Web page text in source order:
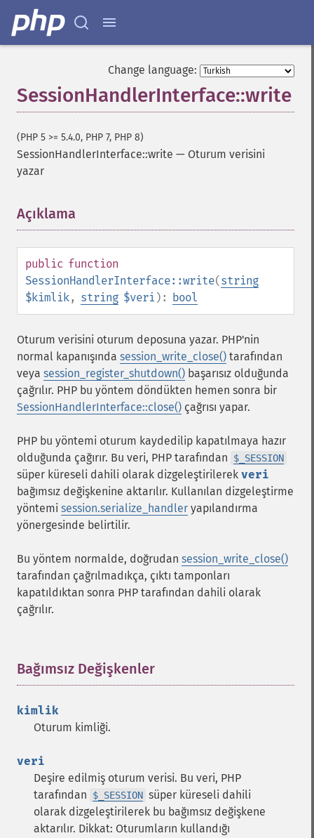
Change language:
SessionHandlerInterface::write
(PHP 5 >= 5.4.0, PHP 7, PHP 8)
SessionHandlerInterface::write — Oturum verisini
yazar
Açıklama
public function
SessionHandlerInterface::write(string
$kimlik, string $veri): bool
Oturum verisini oturum deposuna yazar. PHP'nin
normal kapanışında session_write_close() tarafından
veya session_register_shutdown() başarısız olduğunda
çağrılır. PHP bu yöntem döndükten hemen sonra bir
SessionHandlerInterface::close() çağrısı yapar.
PHP bu yöntemi oturum kaydedilip kapatılmaya hazır
olduğunda çağırır. Bu veri, PHP tarafından
$_SESSION
süper küreseli dahili olarak dizgeleştirilerek veri
bağımsız değişkenine aktarılır. Kullanılan dizgeleştirme
yöntemi session.serialize_handler yapılandırma
yönergesinde belirtilir.
Bu yöntem normalde, doğrudan session_write_close()
tarafından çağrılmadıkça, çıktı tamponları
kapatıldıktan sonra PHP tarafından dahili olarak
çağrılır.
Bağımsız Değişkenler
kimlik
Oturum kimliği.
veri
Deşire edilmiş oturum verisi. Bu veri, PHP
tarafından
$_SESSION süper küreseli dahili
olarak dizgeleştirilerek bu bağımsız değişkene
aktarılır. Dikkat: Oturumların kullandığı